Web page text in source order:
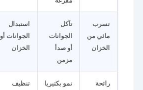
تسرب
مائي من
الخزان
تآكل
الجوانات
أو صدأ
مزمن
استبدال
الجوانات أو
الخزان
رائحة
نمو بكتيريا
تنظيف